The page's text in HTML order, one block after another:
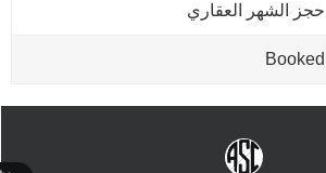
حجز الشهر العقاري
Booked